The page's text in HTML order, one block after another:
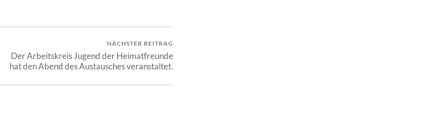
NÄCHSTER BEITRAG
Der Arbeitskreis Jugend der Heimatfreunde
hat den Abend des Austausches veranstaltet.